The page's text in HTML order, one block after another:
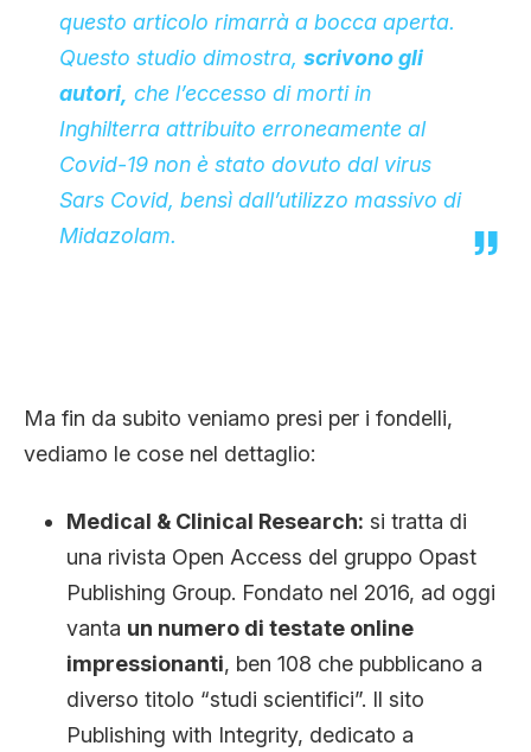
questo articolo rimarrà a bocca aperta.
Questo studio dimostra, scrivono gli
autori, che l’eccesso di morti in
Inghilterra attribuito erroneamente al
Covid-19 non è stato dovuto dal virus
Sars Covid, bensì dall’utilizzo massivo di
Midazolam.
Ma fin da subito veniamo presi per i fondelli,
vediamo le cose nel dettaglio:
Medical & Clinical Research: si tratta di
una rivista Open Access del gruppo Opast
Publishing Group. Fondato nel 2016, ad oggi
vanta un numero di testate online
impressionanti, ben 108 che pubblicano a
diverso titolo “studi scientifici”. Il sito
Publishing with Integrity, dedicato a